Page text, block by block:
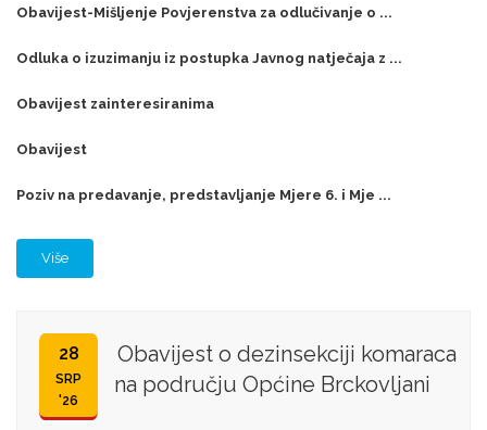
Obavijest-Mišljenje Povjerenstva za odlučivanje o ...
Odluka o izuzimanju iz postupka Javnog natječaja z ...
Obavijest zainteresiranima
Obavijest
Poziv na predavanje, predstavljanje Mjere 6. i Mje ...
Više
28
SRP
'26
Obavijest o dezinsekciji komaraca
na području Općine Brckovljani